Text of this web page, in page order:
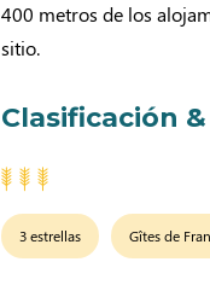
400 metros de los
sitio.
Clasificación
3 estrellas Gîtes de